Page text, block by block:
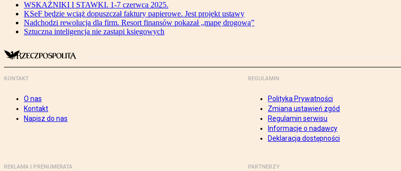
WSKAŻNIKI I STAWKI. 1-7 czerwca 2025.
KSeF będzie wciąż dopuszczał faktury papierowe. Jest projekt ustawy
Nadchodzi rewolucja dla firm. Resort finansów pokazał „mapę drogową”
Sztuczna inteligencja nie zastąpi księgowych
KONTAKT
O nas
Kontakt
Napisz do nas
REGULAMIN
Polityka Prywatności
Zmiana ustawień zgód
Regulamin serwisu
Informacje o nadawcy
Deklaracja dostępności
REKLAMA I PRENUMERATA PARTNERZY